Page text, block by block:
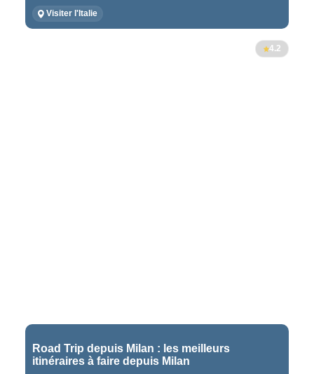
Visiter l'Italie
4.2
Road Trip depuis Milan : les meilleurs
itinéraires à faire depuis Milan